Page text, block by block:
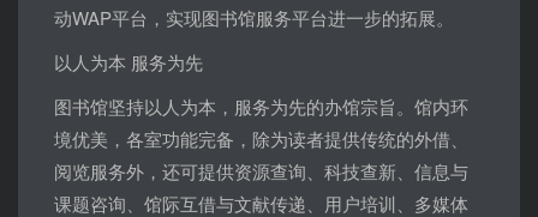
动WAP平台，实现图书馆服务平台进一步的拓展。
以人为本 服务为先
图书馆坚持以人为本，服务为先的办馆宗旨。馆内环
境优美，各室功能完备，除为读者提供传统的外借、
阅览服务外，还可提供资源查询、科技查新、信息与
课题咨询、馆际互借与文献传递、用户培训、多媒体